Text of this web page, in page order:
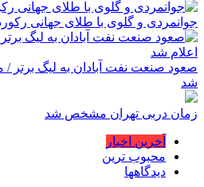
جوانمردی و گلوی با طلای جهانی
صعود صنعت نفت آبادان به لیگ برتر /
شد
زمان دربی تهران مشخص شد
آخرین اخبار
محبوب ترین
دیدگاهها